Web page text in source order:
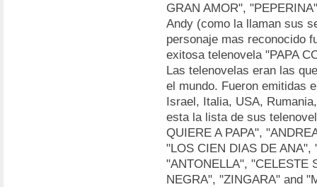
GRAN AMOR",
Andy (como la llaman sus
personaje mas reconocido
exitosa telenovela "PAPA
Las telenovelas eran las
el mundo. Fueron emitidas
Israel, Italia, USA,
esta la lista de sus
QUIERE A PAPA",
"LOS CIEN DIAS DE ANA",
"ANTONELLA", "CELESTE
NEGRA", "ZINGARA" and